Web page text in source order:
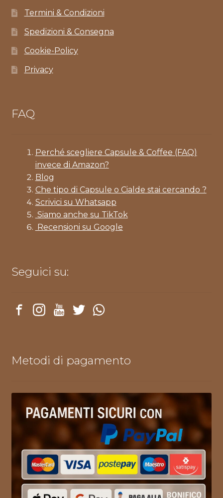
Termini & Condizioni
Spedizioni & Consegna
Cookie-Policy
Privacy
FAQ
Perché scegliere Capsule & Coffee (FAQ)
invece di Amazon?
Blog
Che tipo di Capsule o Cialde stai cercando ?
Scrivici su Whatsapp
Siamo anche su TikTok
Recensioni su Google
Seguici su:
Metodi di pagamento